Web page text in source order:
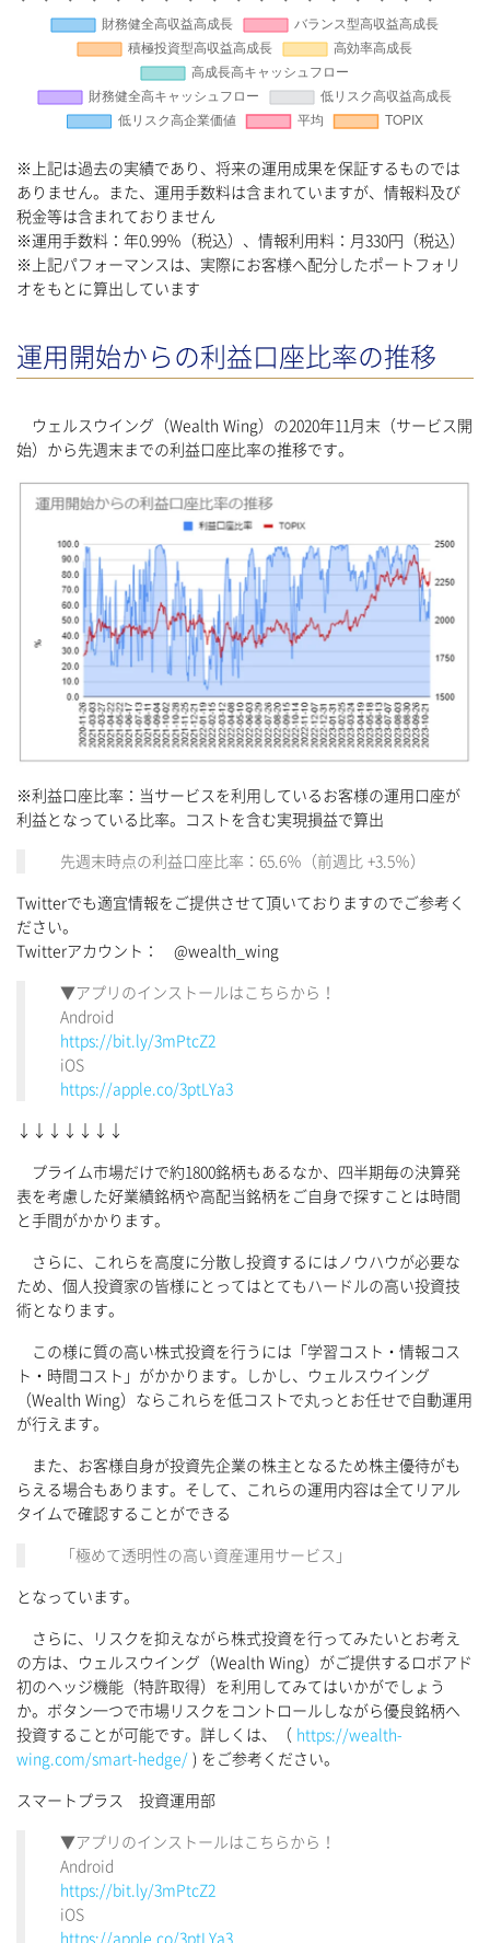
※上記は過去の実績であり、将来の運用成果を保証するものでは
ありません。また、運用手数料は含まれていますが、情報料及び
税金等は含まれておりません
※運用手数料：年0.99％（税込）、情報利用料：月330円（税込）
※上記パフォーマンスは、実際にお客様へ配分したポートフォリ
オをもとに算出しています
運用開始からの利益口座比率の推移
ウェルスウイング（Wealth Wing）の2020年11月末（サービス開
始）から先週末までの利益口座比率の推移です。
※利益口座比率：当サービスを利用しているお客様の運用口座が
利益となっている比率。コストを含む実現損益で算出
先週末時点の利益口座比率：65.6％（前週比 +3.5％）
Twitterでも適宜情報をご提供させて頂いておりますのでご参考く
ださい。
Twitterアカウント： @wealth_wing
▼アプリのインストールはこちらから！
Android
https://bit.ly/3mPtcZ2
iOS
https://apple.co/3ptLYa3
↓↓↓↓↓↓↓
プライム市場だけで約1800銘柄もあるなか、四半期毎の決算発
表を考慮した好業績銘柄や高配当銘柄をご自身で探すことは時間
と手間がかかります。
さらに、これらを高度に分散し投資するにはノウハウが必要な
ため、個人投資家の皆様にとってはとてもハードルの高い投資技
術となります。
この様に質の高い株式投資を行うには「学習コスト・情報コス
ト・時間コスト」がかかります。しかし、ウェルスウイング
（Wealth Wing）ならこれらを低コストで丸っとお任せで自動運用
が行えます。
また、お客様自身が投資先企業の株主となるため株主優待がも
らえる場合もあります。そして、これらの運用内容は全てリアル
タイムで確認することができる
「極めて透明性の高い資産運用サービス」
となっています。
さらに、リスクを抑えながら株式投資を行ってみたいとお考え
の方は、ウェルスウイング（Wealth Wing）がご提供するロボアド
初のヘッジ機能（特許取得）を利用してみてはいかがでしょう
か。ボタン一つで市場リスクをコントロールしながら優良銘柄へ
投資することが可能です。詳しくは、（ https://wealth-
wing.com/smart-hedge/ ) をご参考ください。
スマートプラス 投資運用部
▼アプリのインストールはこちらから！
Android
https://bit.ly/3mPtcZ2
iOS
https://apple.co/3ptLYa3